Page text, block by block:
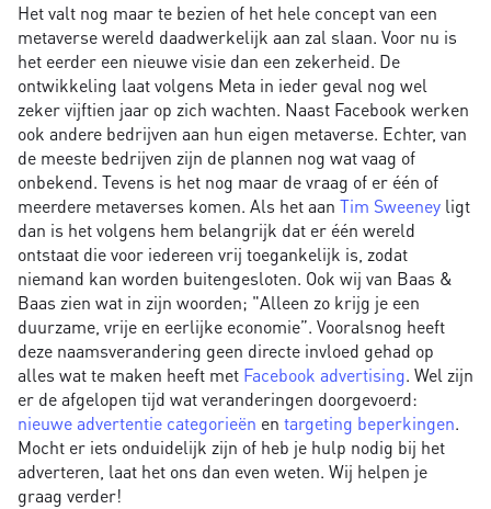
Het valt nog maar te bezien of het hele concept van een
metaverse wereld daadwerkelijk aan zal slaan. Voor nu is
het eerder een nieuwe visie dan een zekerheid. De
ontwikkeling laat volgens Meta in ieder geval nog wel
zeker vijftien jaar op zich wachten. Naast Facebook werken
ook andere bedrijven aan hun eigen metaverse. Echter, van
de meeste bedrijven zijn de plannen nog wat vaag of
onbekend. Tevens is het nog maar de vraag of er één of
meerdere metaverses komen. Als het aan Tim Sweeney ligt
dan is het volgens hem belangrijk dat er één wereld
ontstaat die voor iedereen vrij toegankelijk is, zodat
niemand kan worden buitengesloten. Ook wij van Baas &
Baas zien wat in zijn woorden; "Alleen zo krijg je een
duurzame, vrije en eerlijke economie”. Vooralsnog heeft
deze naamsverandering geen directe invloed gehad op
alles wat te maken heeft met Facebook advertising. Wel zijn
er de afgelopen tijd wat veranderingen doorgevoerd:
nieuwe advertentie categorieën en targeting beperkingen.
Mocht er iets onduidelijk zijn of heb je hulp nodig bij het
adverteren, laat het ons dan even weten. Wij helpen je
graag verder!